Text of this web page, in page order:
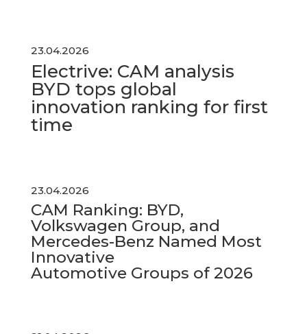
23.04.2026
Electrive: CAM analysis
BYD tops global
innovation ranking for first
time
23.04.2026
CAM Ranking: BYD,
Volkswagen Group, and
Mercedes-Benz Named Most
Innovative
Automotive Groups of 2026